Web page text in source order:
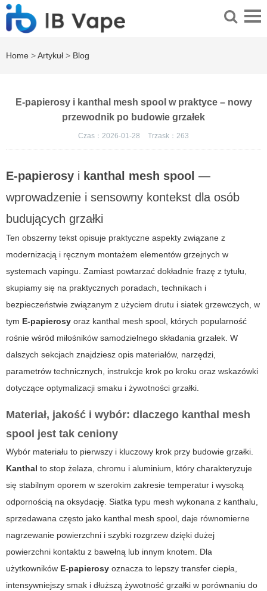
Home >Artykuł > Blog
E-papierosy i kanthal mesh spool w praktyce – nowy
przewodnik po budowie grzałek
Czas：2026-01-28 Trzask： 263
E-papierosy i kanthal mesh spool —
wprowadzenie i sensowny kontekst dla osób
budujących grzałki
Ten obszerny tekst opisuje praktyczne aspekty związane z
modernizacją i ręcznym montażem elementów grzejnych w
systemach vapingu. Zamiast powtarzać dokładnie frazę z tytułu,
skupiamy się na praktycznych poradach, technikach i
bezpieczeństwie związanym z użyciem drutu i siatek grzewczych, w
tym E-papierosy oraz kanthal mesh spool, których popularność
rośnie wśród miłośników samodzielnego składania grzałek. W
dalszych sekcjach znajdziesz opis materiałów, narzędzi,
parametrów technicznych, instrukcje krok po kroku oraz wskazówki
dotyczące optymalizacji smaku i żywotności grzałki.
Materiał, jakość i wybór: dlaczego kanthal mesh
spool jest tak ceniony
Wybór materiału to pierwszy i kluczowy krok przy budowie grzałki.
Kanthal to stop żelaza, chromu i aluminium, który charakteryzuje
się stabilnym oporem w szerokim zakresie temperatur i wysoką
odpornością na oksydację. Siatka typu mesh wykonana z kanthalu,
sprzedawana często jako kanthal mesh spool, daje równomierne
nagrzewanie powierzchni i szybki rozgrzew dzięki dużej
powierzchni kontaktu z bawełną lub innym knotem. Dla
użytkowników E-papierosy oznacza to lepszy transfer ciepła,
intensywniejszy smak i dłuższą żywotność grzałki w porównaniu do